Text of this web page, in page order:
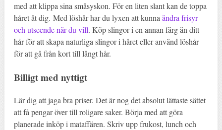
med att klippa sina småsyskon. För en liten slant kan de toppa
håret åt dig. Med löshår har du lyxen att kunnaändra frisyr
och utseende när du vill. Köp slingor i en annan färg än ditt
hår för att skapa naturliga slingor i håret eller använd löshår
för att gå från kort till långt hår.
Billigt med nyttigt
Lär dig att jaga bra priser. Det är nog det absolut lättaste sättet
att få pengar över till roligare saker. Börja med att göra
planerade inköp i mataffären. Skriv upp frukost, lunch och